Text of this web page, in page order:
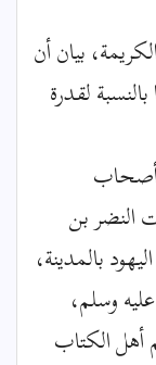
بيان أن
لقدرة
أصحاب
النضر بن
بالمدينة،
وسلم،
أهل الكتاب